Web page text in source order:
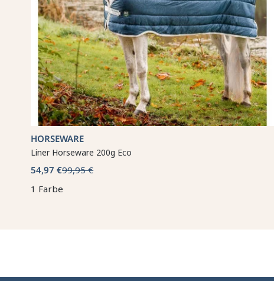
HORSEWARE
Liner Horseware 200g Eco
54,97 €99,95 €
1 Farbe